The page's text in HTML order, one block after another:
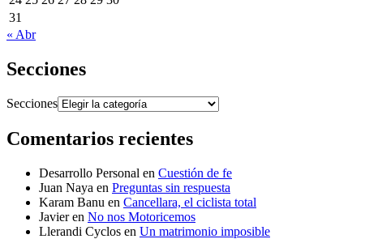
31
« Abr
Secciones
Secciones
Comentarios recientes
Desarrollo Personal en Cuestión de fe
Juan Naya en Preguntas sin respuesta
Karam Banu en Cancellara, el ciclista total
Javieren No nos Motoricemos
Llerandi Cyclos en Un matrimonio imposible